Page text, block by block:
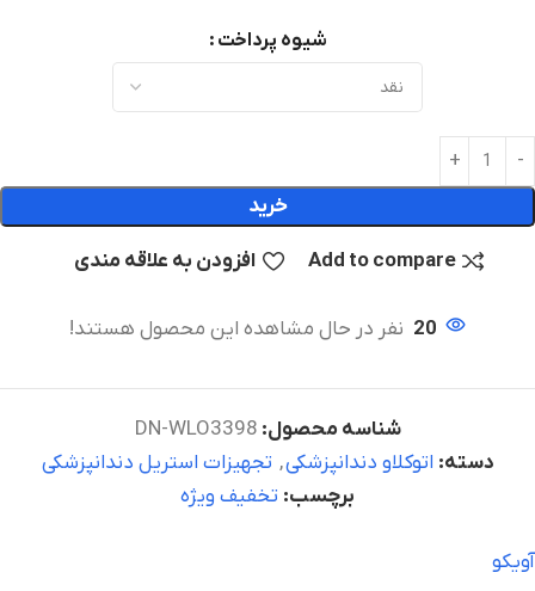
شیوه پرداخت
خرید
Add to compare افزودن به علاقه مندی
20 نفر در حال مشاهده این محصول هستند!
شناسه محصول: DN-WLO3398
دسته: اتوکلاو دندانپزشکی, تجهیزات استریل دندانپزشکی
برچسب: تخفیف ویژه
آویکو